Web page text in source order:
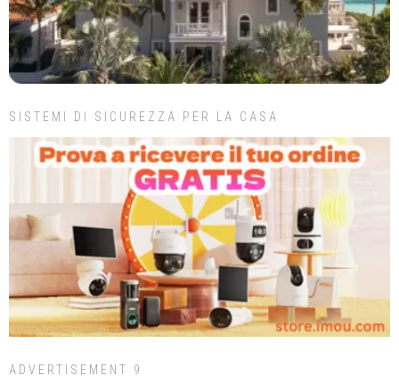
SISTEMI DI SICUREZZA PER LA CASA
ADVERTISEMENT 9